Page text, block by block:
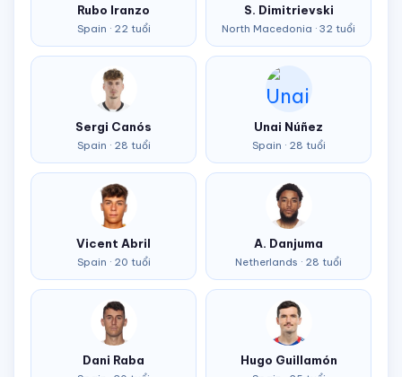
Rubo Iranzo
Spain · 22 tuổi
S. Dimitrievski
North Macedonia · 32 tuổi
Sergi Canós
Spain · 28 tuổi
Unai Núñez
Spain · 28 tuổi
Vicent Abril
Spain · 20 tuổi
A. Danjuma
Netherlands · 28 tuổi
Dani Raba Hugo Guillamón